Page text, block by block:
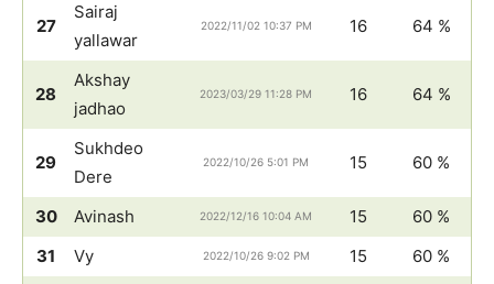
27
Sairaj
yallawar
2022/11/02 10:37 PM 16 64 %
28
Akshay
jadhao
2023/03/29 11:28 PM 16 64 %
29
Sukhdeo
Dere
2022/10/26 5:01 PM 15 60 %
30 Avinash 2022/12/16 10:04 AM 15
60 %
31
Vy 2022/10/26 9:02 PM 15 60 %